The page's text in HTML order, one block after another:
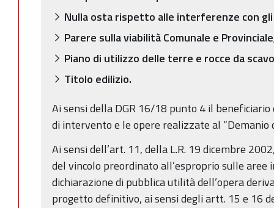
Nulla osta rispetto alle interferenze con
Parere sulla viabilità Comunale e
Piano di utilizzo delle terre e rocce da
Titolo edilizio.
Ai sensi della DGR 16/18 punto 4 il
di intervento e le opere realizzate al “Demanio
Ai sensi dell’art. 11, della L.R. 19 dicembre
del vincolo preordinato all’esproprio sulle
dichiarazione di pubblica utilità dell’opera
progetto definitivo, ai sensi degli artt. 15 e 16